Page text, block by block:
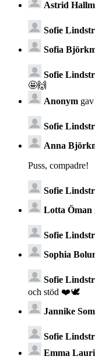
Astrid
Sofie
Sofia
Sofie
🤩🙌
Anonym gav
Sofie
Anna
Puss, compadre!
Sofie
Lotta Öman
Sofie
Sophia
Sofie
och stöd ❤️🕊️
Jannike
Sofie
Emma Lauri